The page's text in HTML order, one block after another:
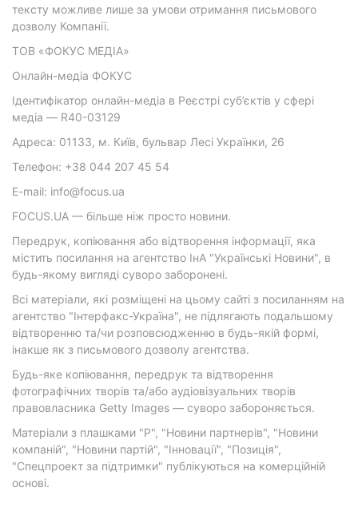
тексту можливе лише за умови отримання письмового
дозволу Компанії.
ТОВ «ФОКУС МЕДІА»
Онлайн-медіа ФОКУС
Ідентифікатор онлайн-медіа в Реєстрі суб’єктів у сфері
медіа — R40-03129
Адреса: 01133, м. Київ, бульвар Лесі Українки, 26
Телефон: +38 044 207 45 54
E-mail: info@focus.ua
FOCUS.UA — більше ніж просто новини.
Передрук, копіювання або відтворення інформації, яка
містить посилання на агентство ІнА "Українські Новини", в
будь-якому вигляді суворо заборонені.
Всі матеріали, які розміщені на цьому сайті з посиланням на
агентство "Інтерфакс-Україна", не підлягають подальшому
відтворенню та/чи розповсюдженню в будь-якій формі,
інакше як з письмового дозволу агентства.
Будь-яке копіювання, передрук та відтворення
фотографічних творів та/або аудіовізуальних творів
правовласника Getty Images — суворо забороняється.
Матеріали з плашками "Р", "Новини партнерів", "Новини
компаній", "Новини партій", "Інновації", "Позиція",
"Спецпроект за підтримки" публікуються на комерційній
основі.